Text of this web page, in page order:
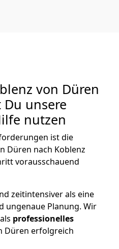
von Düren
unsere
nutzen
ist die
Düren nach Koblenz
vorausschauend
zeitintensiver als eine
ungenaue Planung. Wir
professionelles
Düren erfolgreich